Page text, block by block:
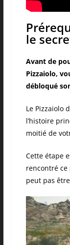
le
Avant de
Pizzaiolo,
débloqué
Le Pizzaiolo
l’histoire
moitié de
Cette étape
rencontré ce
peut pas